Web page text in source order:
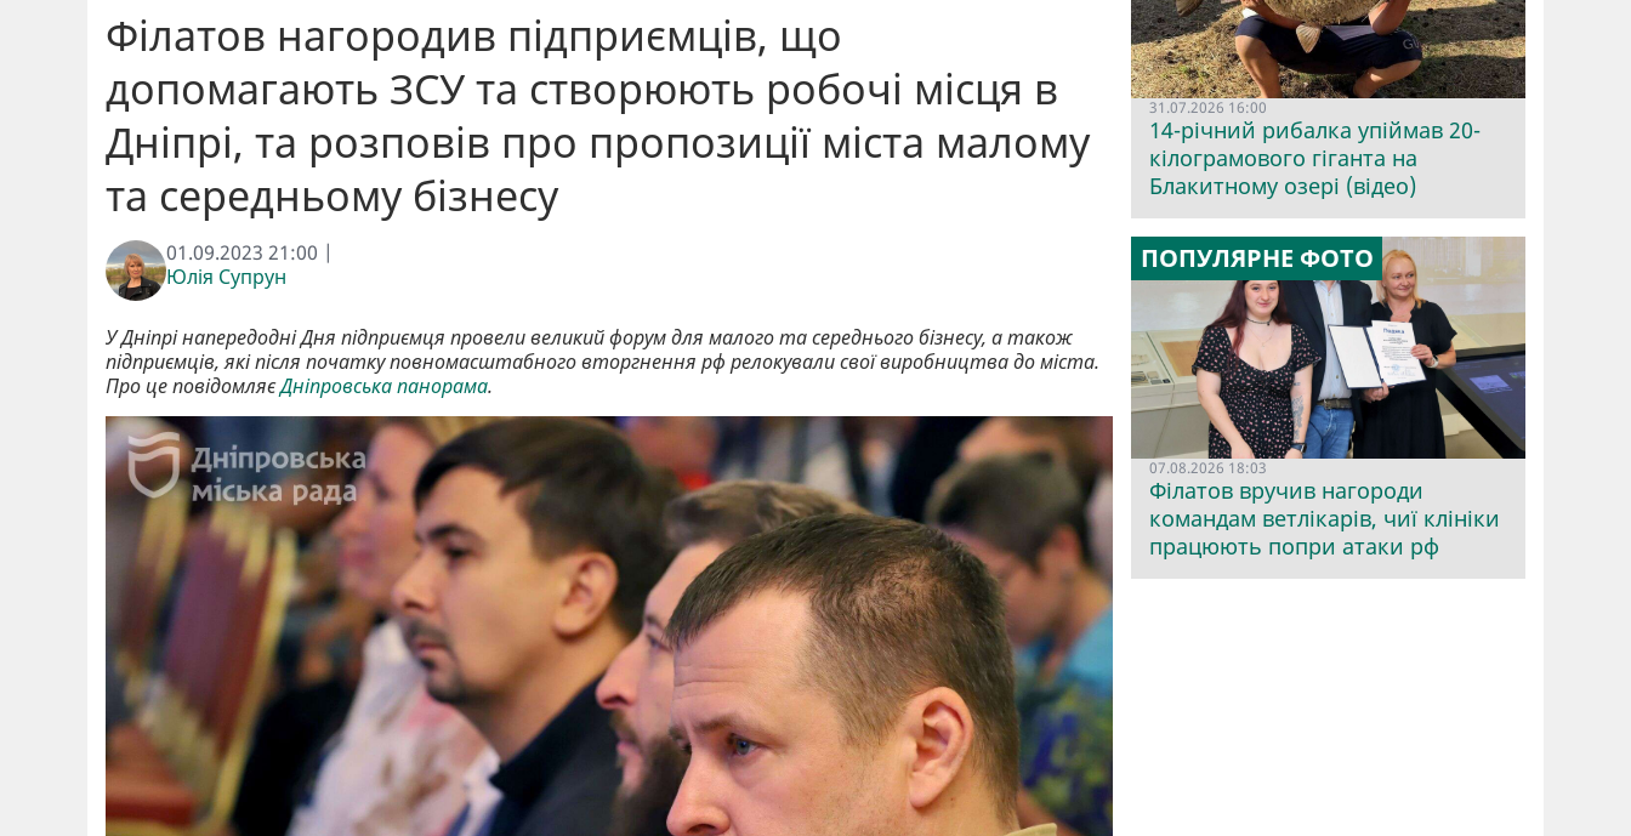
Філатов нагородив підприємців, що
допомагають ЗСУ та створюють робочі місця в
Дніпрі, та розповів про пропозиції міста малому
та середньому бізнесу
01.09.2023 21:00 |
Юлія Супрун
У Дніпрі напередодні Дня підприємця провели великий форум для малого та середнього бізнесу, а також
підприємців, які після початку повномасштабного вторгнення рф релокували свої виробництва до міста.
Про це повідомляєДніпровська панорама.
31.07.2026 16:00
14-річний рибалка упіймав 20-
кілограмового гіганта на
Блакитному озері (відео)
ПОПУЛЯРНЕ ФОТО
07.08.2026 18:03
Філатов вручив нагороди
командам ветлікарів, чиї клініки
працюють попри атаки рф